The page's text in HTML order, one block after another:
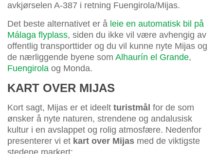
avkjørselen A-387 i retning Fuengirola/Mijas.
Det beste alternativet er å leie en automatisk bil på
Málaga flyplass, siden du ikke vil være avhengig av
offentlig transporttider og du vil kunne nyte Mijas og
de nærliggende byene som Alhaurín el Grande,
Fuengirola og Monda.
KART OVER MIJAS
Kort sagt, Mijas er et ideelt turistmål for de som
ønsker å nyte naturen, strendene og andalusisk
kultur i en avslappet og rolig atmosfære. Nedenfor
presenterer vi et kart over Mijas med de viktigste